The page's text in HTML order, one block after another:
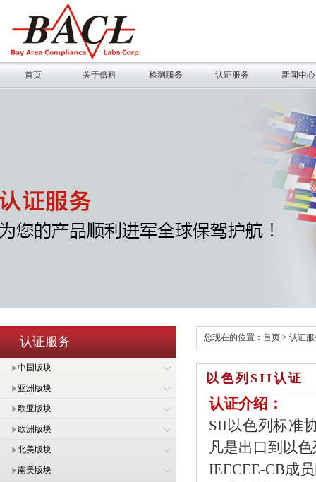
首页 关于倍科 检测服务 认证服务 新闻中心
认证服务
中国版块
亚洲版块
欧亚版块
欧洲版块
北美版块
南美版块
您现在的位置： 首页 > 认证
以色列SII认证
认证介绍：
SII以色列标准
凡是出口到以
IEECEE-CB成